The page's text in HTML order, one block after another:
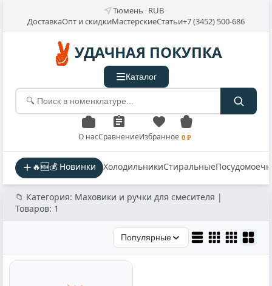
Тюмень RUB
ДоставкаОпт и скидкиМастерскиеСтатьи+7 (3452) 500-686
УДАЧНАЯ ПОКУПКА
Каталог
О насСравнениеИзбранное 0 ₽
🔥🆕💰 Новинки ХолодильникиСтиральные
📁 Категория: Маховики и ручки для смесителя |
Товаров: 1
Популярные